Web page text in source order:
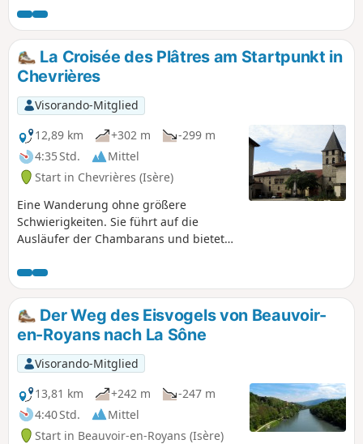
um Saint-Marcellin zu entdecken und gleichzeitig das
reiche natürliche und kulturelle Erbe zu genießen.
La Croisée des Plâtres am Startpunkt in
Chevrières
Visorando-Mitglied
12,89 km
+302 m
-299 m
4:35 Std.
Mittel
Start in Chevrières (Isère)
Eine Wanderung ohne größere
Schwierigkeiten. Sie führt auf die
Ausläufer der Chambarans und bietet
den Vercors und einige auf die
Chartreuse. Die Wege sind entweder
breite Schotterwege oder kleine
asphaltierte Straßen.
Der Weg des Eisvogels von Beauvoir-
en-Royans nach La Sône
Visorando-Mitglied
13,81 km
+242 m
-247 m
4:40 Std.
Mittel
Start in Beauvoir-en-Royans (Isère)